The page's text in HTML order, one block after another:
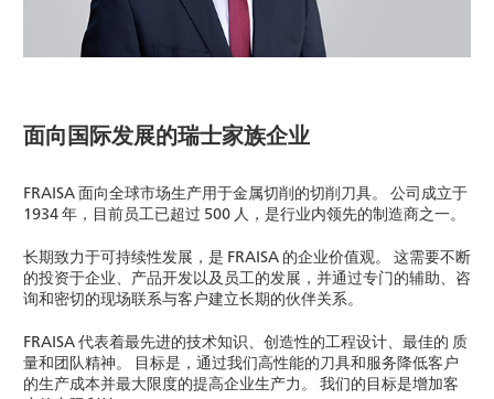
面向国际发展的瑞士家族企业
FRAISA 面向全球市场生产用于金属切削的切削刀具。 公司成立于
1934 年，目前员工已超过 500 人，是行业内领先的制造商之一。
长期致力于可持续性发展，是 FRAISA 的企业价值观。 这需要不断
的投资于企业、产品开发以及员工的发展，并通过专门的辅助、咨
询和密切的现场联系与客户建立长期的伙伴关系。
FRAISA 代表着最先进的技术知识、创造性的工程设计、最佳的 质
量和团队精神。 目标是，通过我们高性能的刀具和服务降低客户
的生产成本并最大限度的提高企业生产力。 我们的目标是增加客